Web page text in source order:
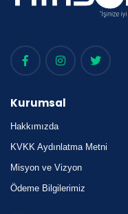
Kurumsal
Hakkımızda
KVKK Aydınlatma Metni
Misyon ve Vizyon
Ödeme Bilgilerimiz